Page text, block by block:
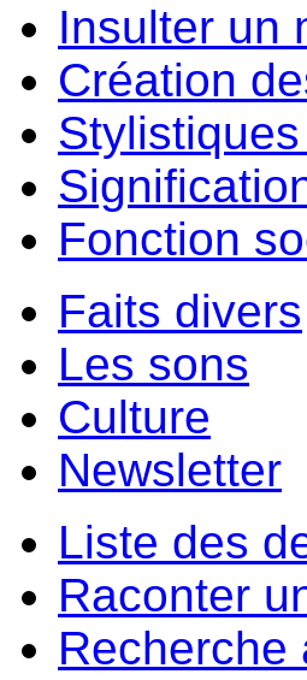
Insulter un
Création
Fonction
Faits divers
Les sons
Culture
Newsletter
Liste des
Raconter
Recherche